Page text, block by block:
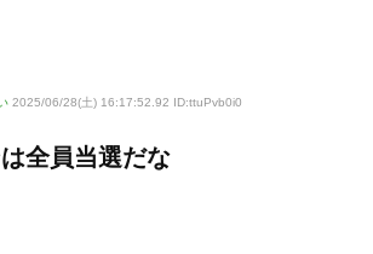
2025/06/28(土) 16:17:52.92 ID:ttuPvb0i0
全員当選だな